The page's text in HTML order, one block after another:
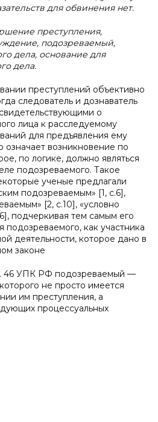
для обвинения нет.
преступления,
подозреваемый,
дела, основание для
дела.
преступлений объективно
следователь и дознаватель
о
лица к расследуемому
для предъявления ему
возникновение по
по логике, должно являться
подозреваемого. Такое
ученые предлагали
подозреваемым» [1, с.6],
[2, с.10], «условно
подчеркивая тем самым его
подозреваемого, как участника
деятельности, которое дано в
законе
46 УПК РФ подозреваемый —
не просто имеется
им преступления, а
процессуальных